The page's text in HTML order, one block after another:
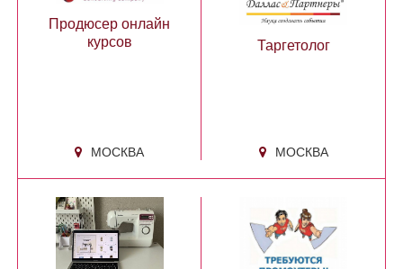
Продюсер онлайн
курсов
МОСКВА
Таргетолог
МОСКВА